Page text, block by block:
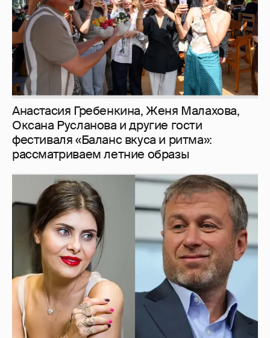
Анастасия Гребенкина, Женя Малахова,
Оксана Русланова и другие гости
фестиваля «Баланс вкуса и ритма»:
рассматриваем летние образы